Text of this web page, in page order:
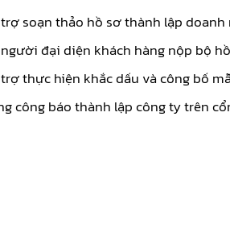
soạn thảo hồ sơ thành lập doanh
đại diện khách hàng nộp bộ
thực hiện khắc dấu và công bố
công báo thành lập công ty trên